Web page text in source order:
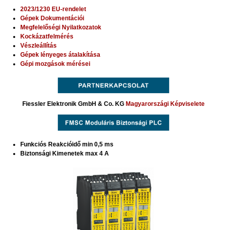
2023/1230 EU-rendelet
Gépek Dokumentációi
Megfelelőségi Nyilatkozatok
Kockázatfelmérés
Vészleállítás
Gépek lényeges átalakítása
Gépi mozgások mérései
Fiessler Elektronik GmbH & Co. KG Magyarországi Képviselete
Funkciós Reakcióidő min 0,5 ms
Biztonsági Kimenetek max 4 A